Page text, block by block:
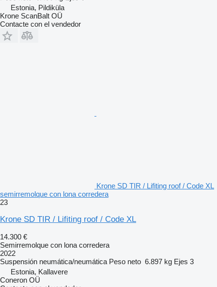
Estonia, Pildiküla
Krone ScanBalt OÜ
Contacte con el vendedor
Krone SD TIR / Lifiting roof / Code XL
semirremolque con lona corredera
23
Krone SD TIR / Lifiting roof / Code XL
14.300 €
Semirremolque con lona corredera
2022
Suspensión neumática/neumática Peso neto 6.897 kg Ejes 3
Estonia, Kallavere
Coneron OÜ